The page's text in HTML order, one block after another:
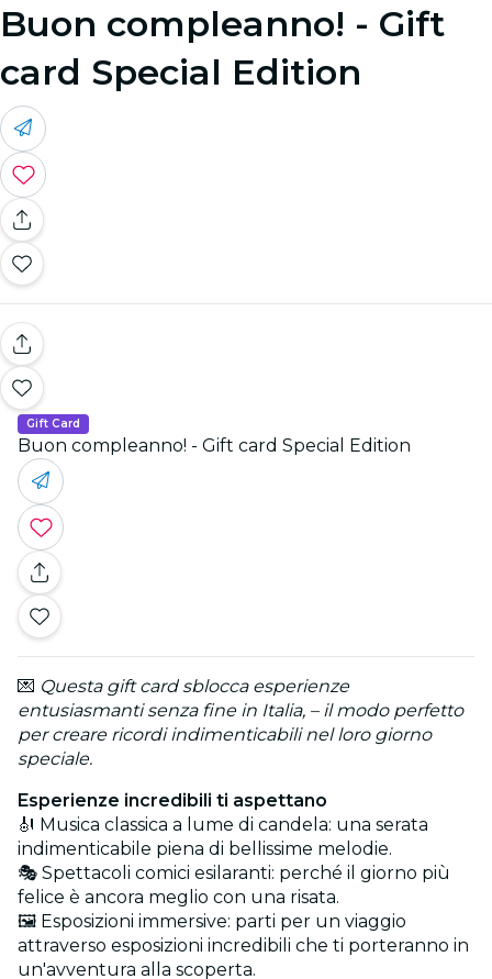
Buon compleanno! - Gift
card Special Edition
Gift Card
Buon compleanno! - Gift card Special Edition
💌 Questa gift card sblocca esperienze
entusiasmanti senza fine in Italia, – il modo perfetto
per creare ricordi indimenticabili nel loro giorno
speciale.
Esperienze incredibili ti aspettano
🎻 Musica classica a lume di candela: una serata
indimenticabile piena di bellissime melodie.
🎭 Spettacoli comici esilaranti: perché il giorno più
felice è ancora meglio con una risata.
🖼️ Esposizioni immersive: parti per un viaggio
attraverso esposizioni incredibili che ti porteranno in
un'avventura alla scoperta.